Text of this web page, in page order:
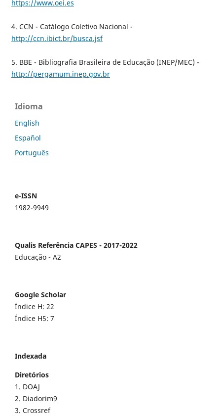
https://www.oei.es
4. CCN - Catálogo Coletivo Nacional -
http://ccn.ibict.br/busca.jsf
5. BBE - Bibliografia Brasileira de Educação (INEP/MEC) -
http://pergamum.inep.gov.br
Idioma
English
Español
Português
e-ISSN
1982-9949
Qualis Referência CAPES - 2017-2022
Educação - A2
Google Scholar
Índice H: 22
Índice H5: 7
Indexada
Diretórios
1. DOAJ
2. Diadorim9
3. Crossref